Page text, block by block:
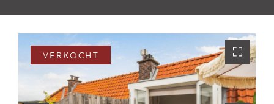
VERKOCHT
Shortstay
Verkocht
Verhuurd
DIENSTEN